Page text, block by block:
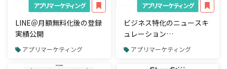
アプリマーケティング
LINE＠月額無料化後の登録
実績公開
アプリマーケティング
アプリマーケティング
ビジネス特化のニュースキ
ュレーション
「NewsPicks」を分析して
みた。Gunosyとの比較あ
アプリマーケティング